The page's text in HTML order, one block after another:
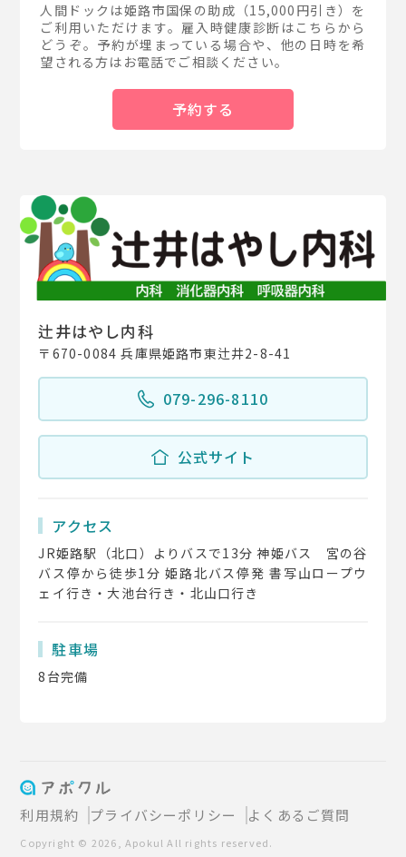
人間ドックは姫路市国保の助成（15,000円引き）を
ご利用いただけます。雇入時健康診断はこちらから
どうぞ。予約が埋まっている場合や、他の日時を希
望される方はお電話でご相談ください。
予約する
辻井はやし内科
〒670-0084 兵庫県姫路市東辻井2-8-41
079-296-8110
公式サイト
アクセス
JR姫路駅（北口）よりバスで13分 神姫バス 宮の谷
バス停から徒歩1分 姫路北バス停発 書写山ロープウ
ェイ行き・大池台行き・北山口行き
駐車場
8台完備
利用規約 プライバシーポリシー よくあるご質問
Copyright © 2026, Apokul All rights reserved.